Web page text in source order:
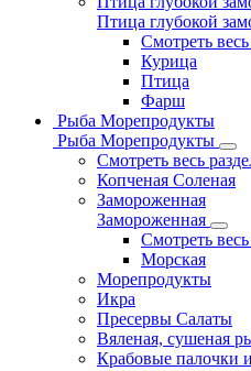
Птица глубокой
Смотреть весь
Курица
Птица
Фарш
Рыба Морепродукты
Рыба Морепродукты
Смотреть весь
Копченая Соленая
Замороженная
Замороженная
Смотреть весь
Морская
Морепродукты
Икра
Пресервы Салаты
Вяленая, сушеная
Крабовые палочки